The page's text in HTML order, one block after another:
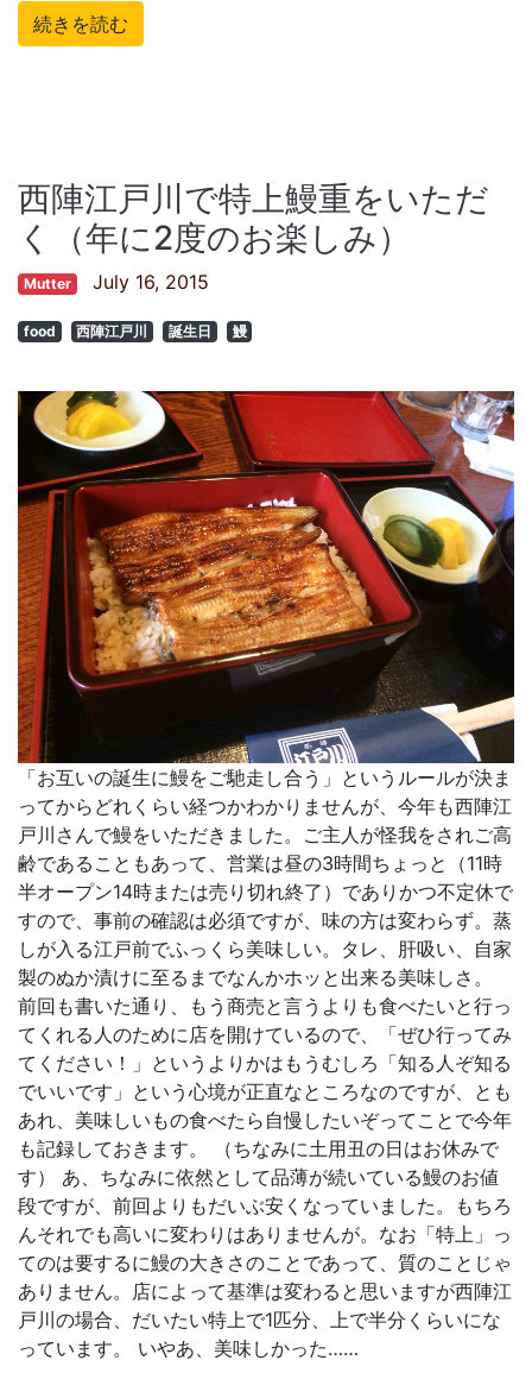
続きを読む
西陣江戸川で特上鰻重をいただ
く（年に2度のお楽しみ）
Mutter July 16, 2015
food 西陣江戸川 誕生日 鰻
「お互いの誕生に鰻をご馳走し合う」というルールが決ま
ってからどれくらい経つかわかりませんが、今年も西陣江
戸川さんで鰻をいただきました。ご主人が怪我をされご高
齢であることもあって、営業は昼の3時間ちょっと（11時
半オープン14時または売り切れ終了）でありかつ不定休で
すので、事前の確認は必須ですが、味の方は変わらず。蒸
しが入る江戸前でふっくら美味しい。タレ、肝吸い、自家
製のぬか漬けに至るまでなんかホッと出来る美味しさ。
前回も書いた通り、もう商売と言うよりも食べたいと行っ
てくれる人のために店を開けているので、「ぜひ行ってみ
てください！」というよりかはもうむしろ「知る人ぞ知る
でいいです」という心境が正直なところなのですが、とも
あれ、美味しいもの食べたら自慢したいぞってことで今年
も記録しておきます。 （ちなみに土用丑の日はお休みで
す） あ、ちなみに依然として品薄が続いている鰻のお値
段ですが、前回よりもだいぶ安くなっていました。もちろ
んそれでも高いに変わりはありませんが。なお「特上」っ
てのは要するに鰻の大きさのことであって、質のことじゃ
ありません。店によって基準は変わると思いますが西陣江
戸川の場合、だいたい特上で1匹分、上で半分くらいにな
っています。 いやあ、美味しかった……